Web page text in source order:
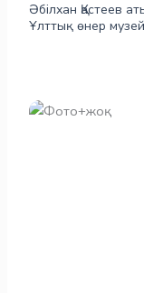
Әбілхан Қастеев
Ұлттық өнер